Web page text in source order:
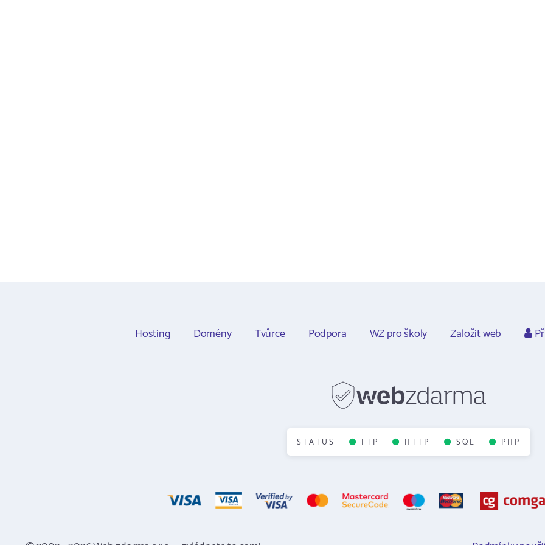
Hosting Domény Tvůrce Podpora WZ pro školy Založit web
STATUS FTP HTTP SQL PHP